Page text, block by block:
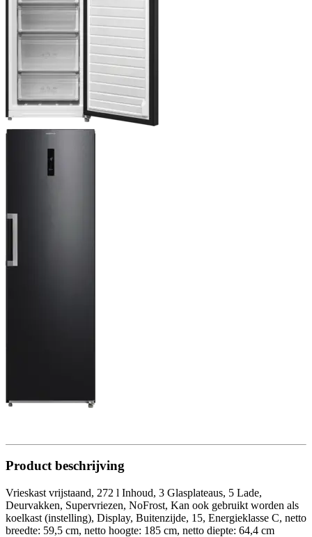
Product beschrijving
Vrieskast vrijstaand, 272 l Inhoud, 3 Glasplateaus, 5 Lade,
Deurvakken, Supervriezen, NoFrost, Kan ook gebruikt worden als
koelkast (instelling), Display, Buitenzijde, 15, Energieklasse C, netto
breedte: 59,5 cm, netto hoogte: 185 cm, netto diepte: 64,4 cm